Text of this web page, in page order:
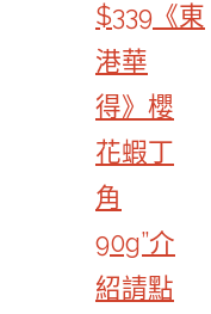
$339《東
港華
得》櫻
花蝦丁
角
90g”介
紹請點